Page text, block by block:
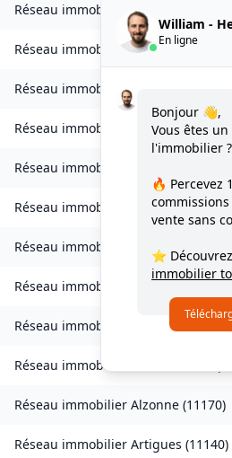
Réseau immobilierVentenac-en-
Réseau immobilier Verdun-en-
Réseau immobilierVignevieille
Réseau immobilier Villalier( 11600)
Réseau immobilier
Réseau immobilier Villardebelle(
Réseau immobilier Villarzel-Cabardès
Réseau immobilier
Réseau immobilier Alairac(
Réseau immobilier
Réseau immobilier Alzonne (11170)
Réseau immobilier Artigues (11140)
William -
En ligne
Bonjour 👋,
Vous êtes
l'immobilier ?
🔥 Percevez
commissions
vente sans
⭐
immobilier